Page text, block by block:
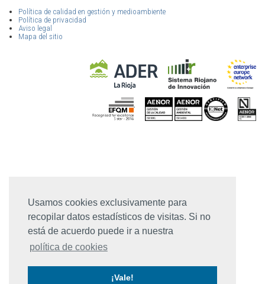
Usamos cookies exclusivamente para
recopilar datos estadísticos de visitas. Si no
está de acuerdo puede ir a nuestra
política de cookies
¡Vale!
Política de calidad en gestión y medioambiente
Política de privacidad
Aviso legal
Mapa del sitio